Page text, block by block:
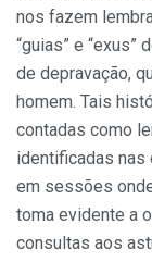
nos fazem
“guias” e
de depravação,
homem. Tais
contadas como
identificadas nas
em sessões
toma evidente a
consultas aos